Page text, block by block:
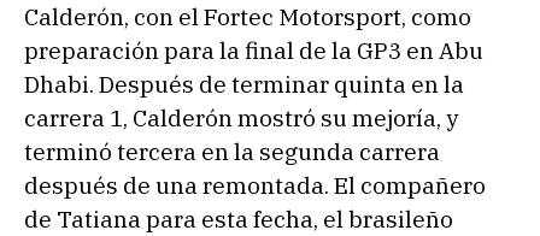
Calderón, con el Fortec Motorsport, como
preparación para la final de la GP3 en Abu
Dhabi. Después de terminar quinta en la
carrera 1, Calderón mostró su mejoría, y
terminó tercera en la segunda carrera
después de una remontada. El compañero
de Tatiana para esta fecha, el brasileño